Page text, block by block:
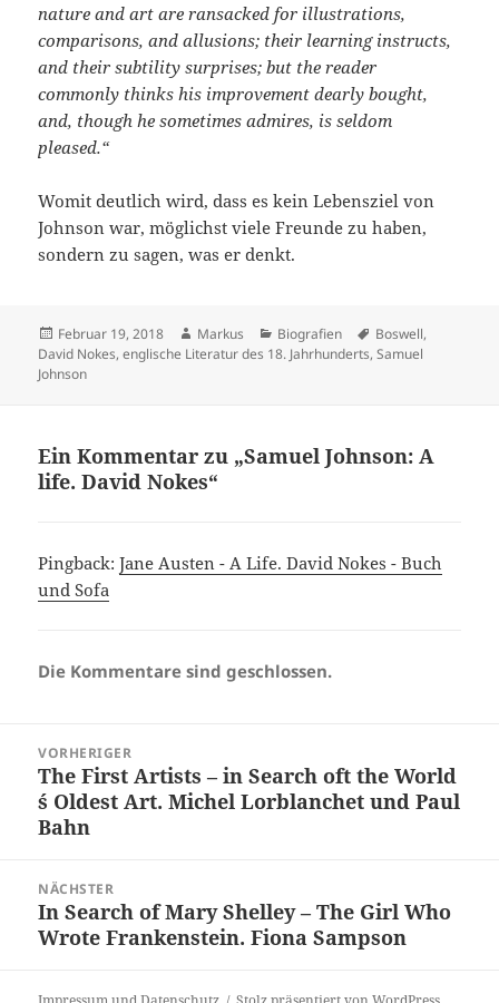
nature and art are ransacked for illustrations,
comparisons, and allusions; their learning instructs,
and their subtility surprises; but the reader
commonly thinks his improvement dearly bought,
and, though he sometimes admires, is seldom
pleased.“
Womit deutlich wird, dass es kein Lebensziel von
Johnson war, möglichst viele Freunde zu haben,
sondern zu sagen, was er denkt.
Veröffentlicht
am
Februar 19, 2018 Autor
Markus Kategorien
Biografien Schlagwörter
Boswell,
David Nokes,englische Literatur des 18. Jahrhunderts,Samuel
Johnson
Ein Kommentar zu „Samuel Johnson: A
life. David Nokes“
Pingback:Jane Austen - A Life. David Nokes - Buch
und Sofa
Die Kommentare sind geschlossen.
VORHERIGER
Vorheriger
Beitrag:
The First Artists – in Search oft the World
´s Oldest Art. Michel Lorblanchet und Paul
Bahn
NÄCHSTER
Nächster
Beitrag:
In Search of Mary Shelley – The Girl Who
Wrote Frankenstein. Fiona Sampson